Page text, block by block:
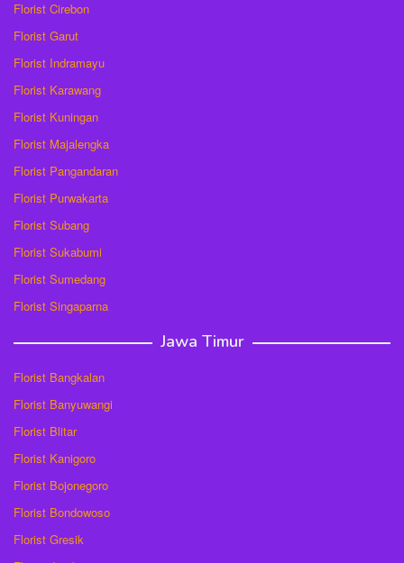
Florist Cirebon
Florist Garut
Florist Indramayu
Florist Karawang
Florist Kuningan
Florist Majalengka
Florist Pangandaran
Florist Purwakarta
Florist Subang
Florist Sukabumi
Florist Sumedang
Florist Singaparna
Jawa Timur
Florist Bangkalan
Florist Banyuwangi
Florist Blitar
Florist Kanigoro
Florist Bojonegoro
Florist Bondowoso
Florist Gresik